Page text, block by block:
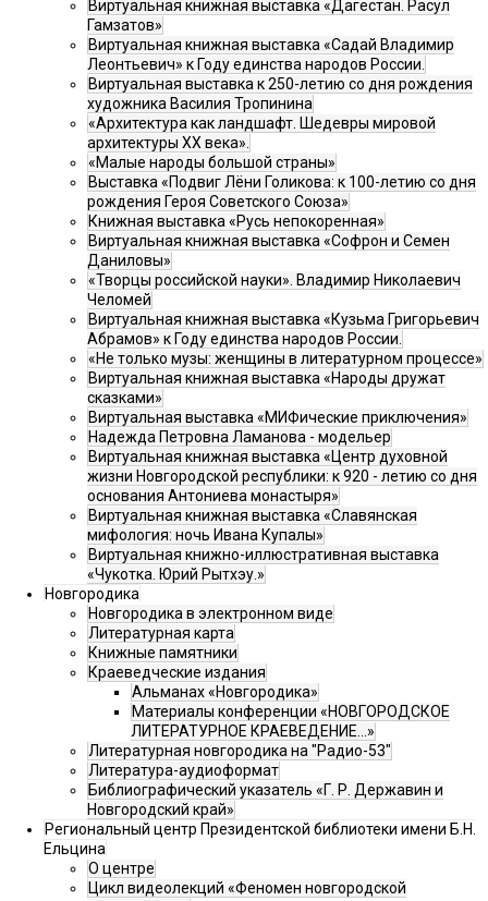
Виртуальная книжная выставка «Дагестан. Расул
Гамзатов»
Виртуальная книжная выставка «Садай Владимир
Леонтьевич» к Году единства народов России.
Виртуальная выставка к 250-летию со дня рождения
художника Василия Тропинина
«Архитектура как ландшафт. Шедевры мировой
архитектуры XX века».
«Малые народы большой страны»
Выставка «Подвиг Лёни Голикова: к 100-летию со дня
рождения Героя Советского Союза»
Книжная выставка «Русь непокоренная»
Виртуальная книжная выставка «Софрон и Семен
Даниловы»
«Творцы российской науки». Владимир Николаевич
Челомей
Виртуальная книжная выставка «Кузьма Григорьевич
Абрамов» к Году единства народов России.
«Не только музы: женщины в литературном процессе»
Виртуальная книжная выставка «Народы дружат
сказками»
Виртуальная выставка «МИФические приключения»
Надежда Петровна Ламанова - модельер
Виртуальная книжная выставка «Центр духовной
жизни Новгородской республики: к 920 - летию со дня
основания Антониева монастыря»
Виртуальная книжная выставка «Славянская
мифология: ночь Ивана Купалы»
Виртуальная книжно-иллюстративная выставка
«Чукотка. Юрий Рытхэу.»
Новгородика
Новгородика в электронном виде
Литературная карта
Книжные памятники
Краеведческие издания
Альманах «Новгородика»
Материалы конференции «НОВГОРОДСКОЕ
ЛИТЕРАТУРНОЕ КРАЕВЕДЕНИЕ...»
Литературная новгородика на "Радио-53"
Литература-аудиоформат
Библиографический указатель «Г. Р. Державин и
Новгородский край»
Региональный центр Президентской библиотеки имени Б.Н.
Ельцина
О центре
Цикл видеолекций «Феномен новгородской